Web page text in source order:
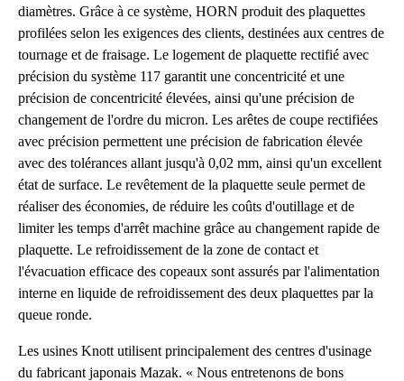
diamètres. Grâce à ce système, HORN produit des plaquettes
profilées selon les exigences des clients, destinées aux centres de
tournage et de fraisage. Le logement de plaquette rectifié avec
précision du système 117 garantit une concentricité et une
précision de concentricité élevées, ainsi qu'une précision de
changement de l'ordre du micron. Les arêtes de coupe rectifiées
avec précision permettent une précision de fabrication élevée
avec des tolérances allant jusqu'à 0,02 mm, ainsi qu'un excellent
état de surface. Le revêtement de la plaquette seule permet de
réaliser des économies, de réduire les coûts d'outillage et de
limiter les temps d'arrêt machine grâce au changement rapide de
plaquette. Le refroidissement de la zone de contact et
l'évacuation efficace des copeaux sont assurés par l'alimentation
interne en liquide de refroidissement des deux plaquettes par la
queue ronde.
Les usines Knott utilisent principalement des centres d'usinage
du fabricant japonais Mazak. « Nous entretenons de bons